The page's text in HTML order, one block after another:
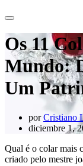
Os 11
Mundo:
Um
porCristiano
diciembre 1,
Qual é o colar mais
criado pelo mestre